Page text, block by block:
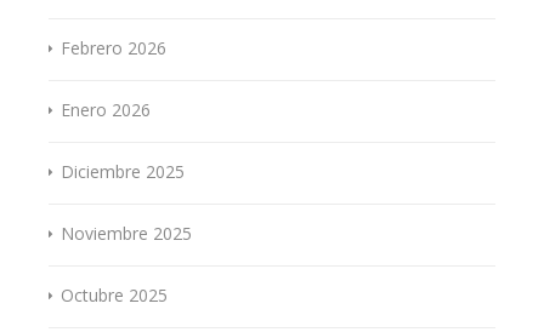
Febrero 2026
Enero 2026
Diciembre 2025
Noviembre 2025
Octubre 2025